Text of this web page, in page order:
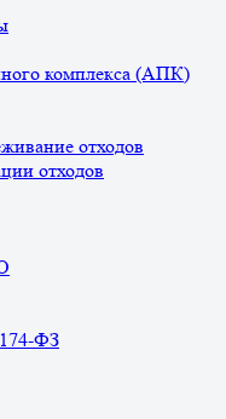
комплекса (АПК)
отходов
отходов
ФЗ